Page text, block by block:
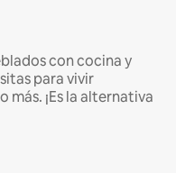
con cocina y
para vivir
¡Es la alternativa